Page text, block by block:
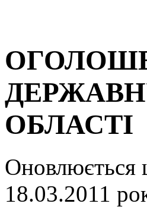
ОБЛАСТІ
18.03.2011